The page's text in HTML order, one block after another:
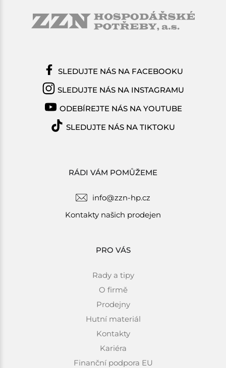
RÁDI VÁM POMŮŽEME
info@zzn-hp.cz
Kontakty našich prodejen
PRO VÁS
Rady a tipy
O firmě
Prodejny
Hutní materiál
Kontakty
Kariéra
Finanční podpora EU
SLEDUJTE NÁS NA FACEBOOKU
SLEDUJTE NÁS NA INSTAGRAMU
ODEBÍREJTE NÁS NA YOUTUBE
SLEDUJTE NÁS NA TIKTOKU